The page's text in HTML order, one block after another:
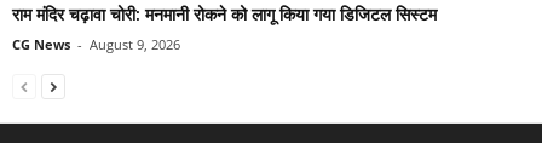
राम मंदिर चढ़ावा चोरी: मनमानी रोकने को लागू किया गया डिजिटल सिस्टम
CG News - August 9, 2026